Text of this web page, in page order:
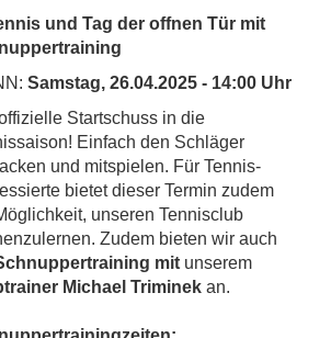
und Tag der offnen Tür mit
Samstag, 26.04.2025 - 14:00 Uhr
Startschuss in die
Einfach den Schläger
und mitspielen. Für Tennis-
bietet dieser Termin zudem
unseren Tennisclub
Zudem bieten wir auch
mit unserem
Michael Triminek an.